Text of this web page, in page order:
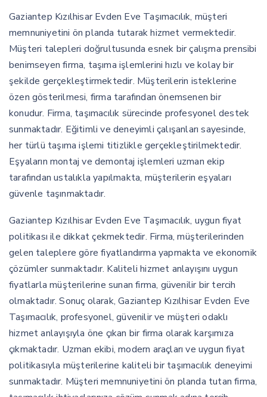
Gaziantep Kızılhisar Evden Eve Taşımacılık, müşteri
memnuniyetini ön planda tutarak hizmet vermektedir.
Müşteri talepleri doğrultusunda esnek bir çalışma prensibi
benimseyen firma, taşıma işlemlerini hızlı ve kolay bir
şekilde gerçekleştirmektedir. Müşterilerin isteklerine
özen gösterilmesi, firma tarafından önemsenen bir
konudur. Firma, taşımacılık sürecinde profesyonel destek
sunmaktadır. Eğitimli ve deneyimli çalışanları sayesinde,
her türlü taşıma işlemi titizlikle gerçekleştirilmektedir.
Eşyaların montaj ve demontaj işlemleri uzman ekip
tarafından ustalıkla yapılmakta, müşterilerin eşyaları
güvenle taşınmaktadır.
Gaziantep Kızılhisar Evden Eve Taşımacılık, uygun fiyat
politikası ile dikkat çekmektedir. Firma, müşterilerinden
gelen taleplere göre fiyatlandırma yapmakta ve ekonomik
çözümler sunmaktadır. Kaliteli hizmet anlayışını uygun
fiyatlarla müşterilerine sunan firma, güvenilir bir tercih
olmaktadır. Sonuç olarak, Gaziantep Kızılhisar Evden Eve
Taşımacılık, profesyonel, güvenilir ve müşteri odaklı
hizmet anlayışıyla öne çıkan bir firma olarak karşımıza
çıkmaktadır. Uzman ekibi, modern araçları ve uygun fiyat
politikasıyla müşterilerine kaliteli bir taşımacılık deneyimi
sunmaktadır. Müşteri memnuniyetini ön planda tutan firma,